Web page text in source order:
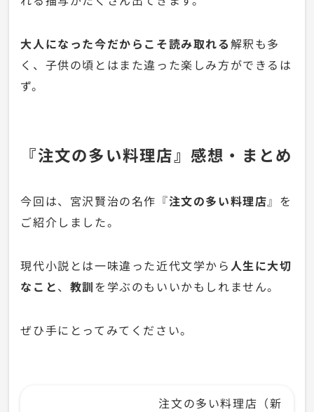
大人になった今だからこそ読み取れる解釈も多
く、子供の頃とはまた違った楽しみ方ができるは
ず。
『注文の多い料理店』感想・まとめ
今回は、宮沢賢治の名作『注文の多い料理店』を
ご紹介しました。
現代小説とは一味違った近代文学から 人生に大切
なこと、 教訓を学ぶのもいいかもしれません。
ぜひ手にとってみてください。
注文の多い料理店（新